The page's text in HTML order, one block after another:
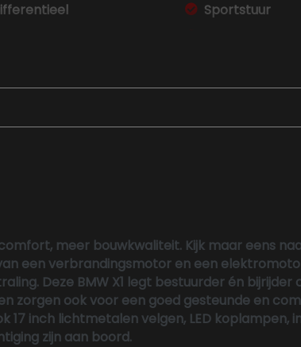
delen
Sportstuur
meer bouwkwaliteit. Kijk maar eens
een verbrandingsmotor en een
Deze BMW X1 legt bestuurder én
zorgen ook voor een goed gesteunde en
inch lichtmetalen velgen, LED koplampen,
zijn aan boord.